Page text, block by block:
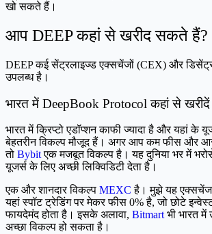
खो सकते हैं।
आप DEEP कहां से खरीद सकते हैं?
DEEP कई सेंट्रलाइज्ड एक्सचेंजों (CEX) और
उपलब्ध है।
भारत में DeepBook Protocol कहां से खरीदें
भारत में क्रिप्टो एडॉप्शन काफी ज्यादा है और यहां के
बेहतरीन विकल्प मौजूद हैं। अगर आप कम फीस और
तो Bybitएक मजबूत विकल्प है। यह दुनिया भर में
यूजर्स के लिए अच्छी लिक्विडिटी देता है।
एक और शानदार विकल्प MEXC है। मुझे यह एक्सचेंज
यहां स्पॉट ट्रेडिंग पर मेकर फीस 0% है, जो छोटे
फायदेमंद होता है। इसके अलावा, Bitmart भी भारत
अच्छा विकल्प हो सकता है।